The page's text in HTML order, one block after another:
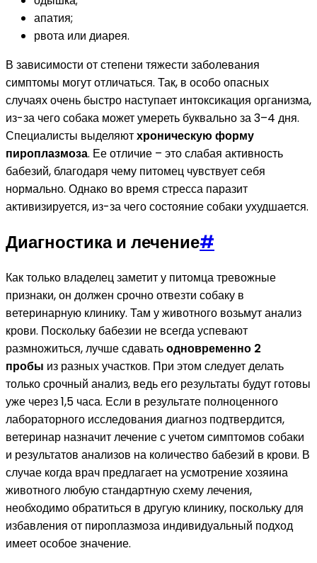
апатия;
рвота или диарея.
В зависимости от степени тяжести заболевания
симптомы могут отличаться. Так, в особо опасных
случаях очень быстро наступает интоксикация организма,
из-за чего собака может умереть буквально за 3–4 дня.
Специалисты выделяютхроническую форму
пироплазмоза. Ее отличие – это слабая активность
бабезий, благодаря чему питомец чувствует себя
нормально. Однако во время стресса паразит
активизируется, из-за чего состояние собаки ухудшается.
Диагностика и лечение#
Как только владелец заметит у питомца тревожные
признаки, он должен срочно отвезти собаку в
ветеринарную клинику. Там у животного возьмут анализ
крови. Поскольку бабезии не всегда успевают
размножиться, лучше сдаватьодновременно 2
пробы из разных участков. При этом следует делать
только срочный анализ, ведь его результаты будут готовы
уже через 1,5 часа. Если в результате полноценного
лабораторного исследования диагноз подтвердится,
ветеринар назначит лечение с учетом симптомов собаки
и результатов анализов на количество бабезий в крови. В
случае когда врач предлагает на усмотрение хозяина
животного любую стандартную схему лечения,
необходимо обратиться в другую клинику, поскольку для
избавления от пироплазмоза индивидуальный подход
имеет особое значение.